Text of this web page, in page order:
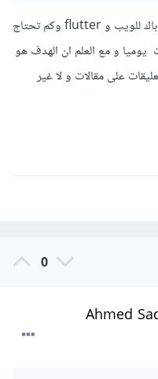
يعني لو اتعلم php رح اصير اقدر اسوي باك للويب و flutter وكم تحتاج
و مع العلم ان الهدف هو
على مقالات و لا غير
0
Ahmed